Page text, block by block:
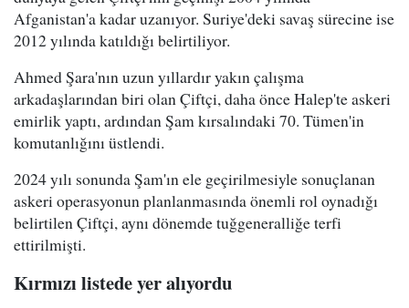
Afganistan'a kadar uzanıyor. Suriye'deki savaş sürecine ise
2012 yılında katıldığı belirtiliyor.
Ahmed Şara'nın uzun yıllardır yakın çalışma
arkadaşlarından biri olan Çiftçi, daha önce Halep'te askeri
emirlik yaptı, ardından Şam kırsalındaki 70. Tümen'in
komutanlığını üstlendi.
2024 yılı sonunda Şam'ın ele geçirilmesiyle sonuçlanan
askeri operasyonun planlanmasında önemli rol oynadığı
belirtilen Çiftçi, aynı dönemde tuğgeneralliğe terfi
ettirilmişti.
Kırmızı listede yer alıyordu